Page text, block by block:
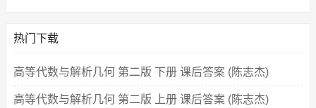
热门下载
高等代数与解析几何 第二版 下册 课后答案 (陈志杰)
高等代数与解析几何 第二版 上册 课后答案 (陈志杰)